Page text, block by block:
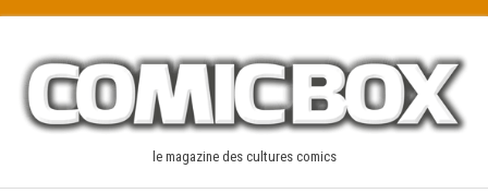
content
le magazine des cultures comics